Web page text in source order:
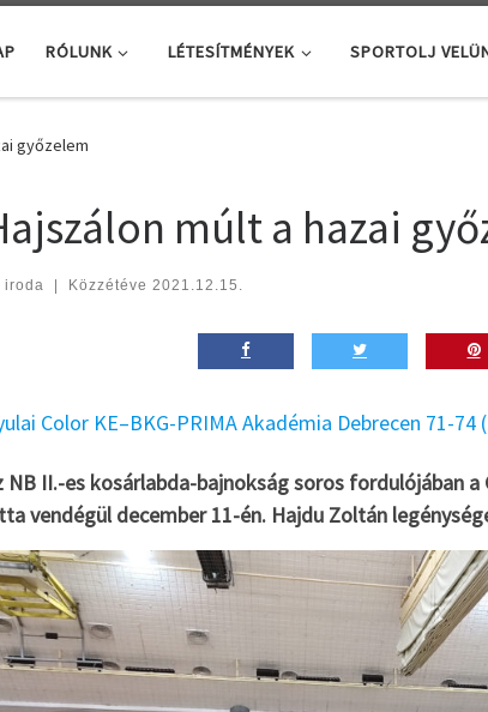
RÓLUNK LÉTESÍTMÉNYEK SPORTOLJ
győzelem
múlt a hazai
iroda | Közzétéve 2021.12.15.
Color KE–BKG-PRIMA Akadémia Debrecen 71-74
NB II.-es kosárlabda-bajnokság soros fordulójában
vendégül december 11-én. Hajdu Zoltán